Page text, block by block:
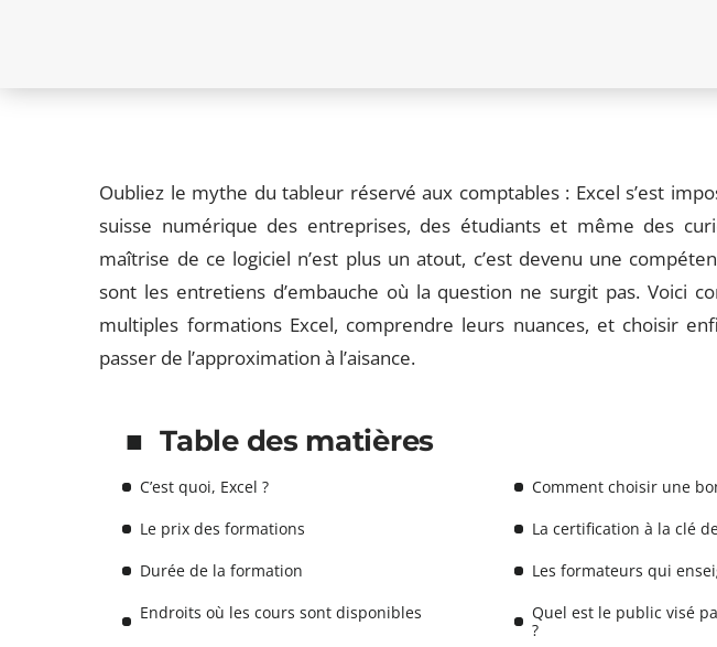
Oubliez le mythe du tableur réservé aux comptables : Excel s’est
suisse numérique des entreprises, des étudiants et même des
maîtrise de ce logiciel n’est plus un atout, c’est devenu une
sont les entretiens d’embauche où la question ne surgit pas. Voici
multiples formations Excel, comprendre leurs nuances, et choisir
passer de l’approximation à l’aisance.
Table des matières
C’est quoi, Excel ?
Comment choisir une
Le prix des formations
La certification à la clé
Durée de la formation
Les formateurs qui
Endroits où les cours sont disponibles
Quel est le public visé
?